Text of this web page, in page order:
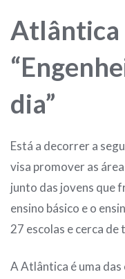
Atlântica
dia”
Está a decorrer a
visa promover as
junto das jovens que
ensino básico e o
27 escolas e cerca de
A Atlântica é uma